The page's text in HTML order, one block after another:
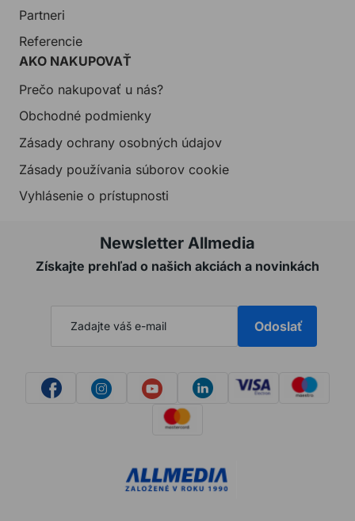
Partneri
Referencie
AKO NAKUPOVAŤ
Prečo nakupovať u nás?
Obchodné podmienky
Zásady ochrany osobných údajov
Zásady používania súborov cookie
Vyhlásenie o prístupnosti
Newsletter Allmedia
Získajte prehľad o našich akciách a novinkách
Odoslať